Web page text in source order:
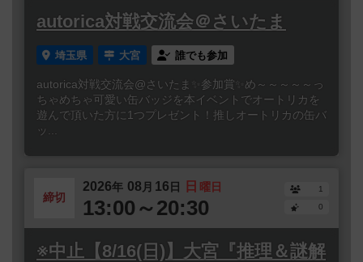
autorica対戦交流会＠さいたま
埼玉県 大宮 誰でも参加
autorica対戦交流会@さいたま✨参加賞✨め～～～～～っ
ちゃめちゃ可愛い缶バッジを本イベントでオートリカを
遊んで頂いた方に1つプレゼント！推しオートリカの缶バ
ッ...
締切
2026年 08 月 16日 日 曜日
13:00～20:30
1
0
※中止【8/16(日)】大宮『推理＆謎解